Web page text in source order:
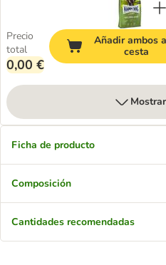
Precio
total
0,00 €
Añadir ambos
cesta
Ficha de producto
Composición
Cantidades recomendadas